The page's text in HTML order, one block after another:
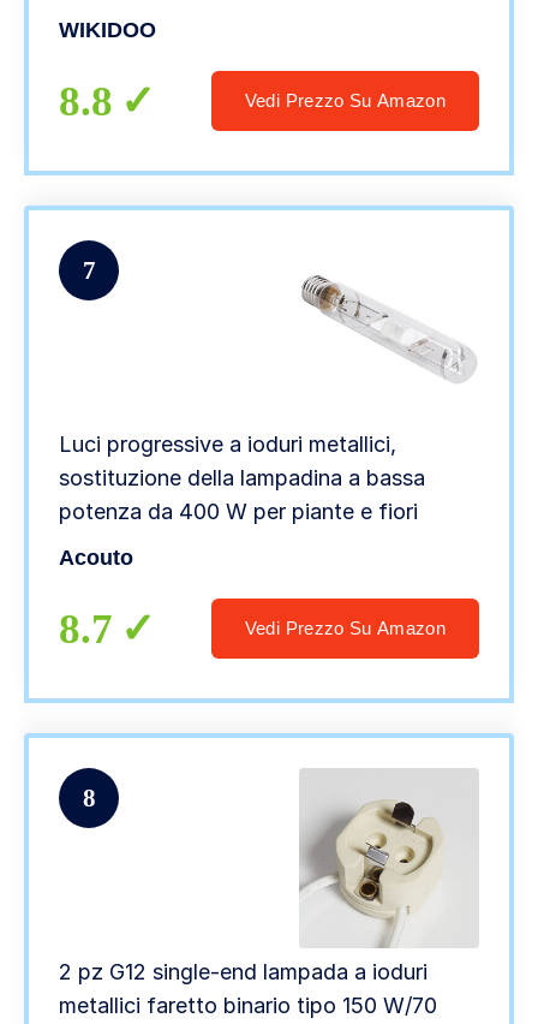
MasterColor G12 CMH-T, confezione da
WIKIDOO
8.8 Vedi Prezzo Su Amazon
7
Luci progressive a ioduri metallici,
sostituzione della lampadina a bassa
potenza da 400 W per piante e fiori
Acouto
8.7 Vedi Prezzo Su Amazon
8
2 pz G12 single-end lampada a ioduri
metallici faretto binario tipo 150 W/70